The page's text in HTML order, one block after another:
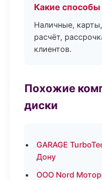
Какие
Наличные,
расчёт,
клиентов.
Похожие
диски
GARAGE
Дону
ООО Nord